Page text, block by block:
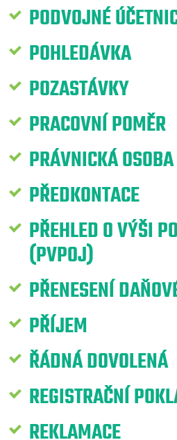
PODVOJNÉ
POHLEDÁVKA
POZASTÁVKY
PRACOVNÍ POMĚR
PRÁVNICKÁ OSOBA
PŘEDKONTACE
PŘEHLED O VÝŠI
(PVPOJ)
PŘENESENÍ
PŘÍJEM
ŘÁDNÁ DOVOLENÁ
REGISTRAČNÍ
REKLAMACE